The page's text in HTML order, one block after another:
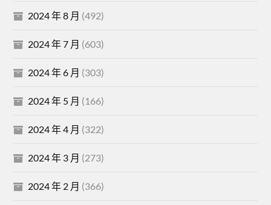
2024 年 8 月 (492)
2024 年 7 月 (603)
2024 年 6 月 (303)
2024 年 5 月 (166)
2024 年 4 月 (322)
2024 年 3 月 (273)
2024 年 2 月 (366)